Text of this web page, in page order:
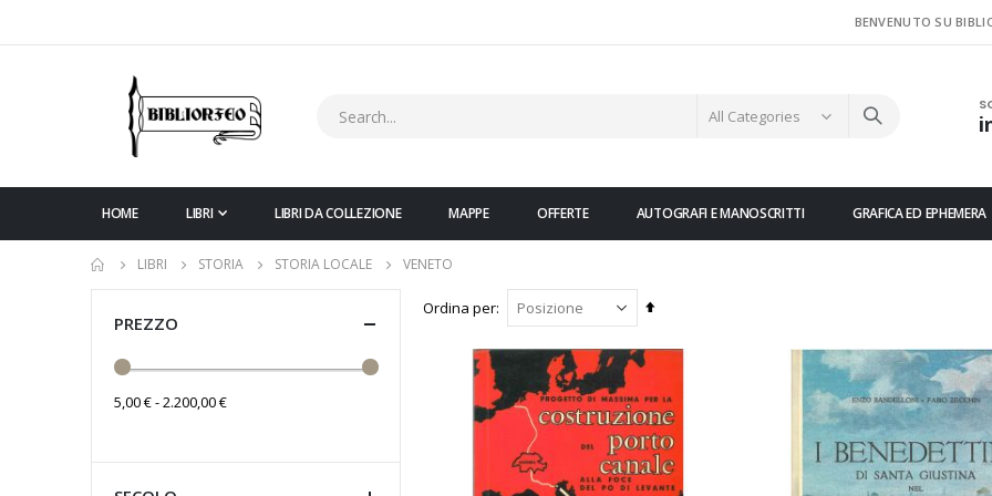
BENVENUTO SU
HOME LIBRI LIBRI DA COLLEZIONE MAPPE OFFERTE AUTOGRAFI E MANOSCRITTI GRAFICA ED EPHEMERA
LIBRI STORIA STORIA LOCALE VENETO
Ordina per
Imposta
direzione
PREZZO
5,00 € - 2.200,00 €